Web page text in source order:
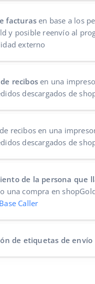
facturas en base a los
y posible reenvío al
externo
recibos en una
descargados de
recibos en una
descargados de
de la persona que
una compra en
Caller
de etiquetas de envío